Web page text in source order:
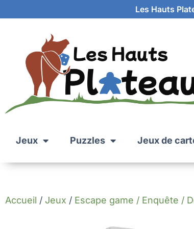
Les Hauts
Jeux Puzzles Jeux de
Accueil / Jeux / Escape game / Enquête /